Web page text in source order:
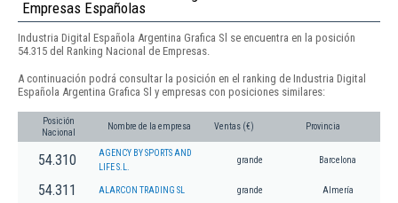
Empresas Españolas
Industria Digital Española Argentina Grafica Sl se encuentra en la posición
54.315 del Ranking Nacional de Empresas.
A continuación podrá consultar la posición en el ranking de Industria Digital
Española Argentina Grafica Sl y empresas con posiciones similares:
Posición
Nacional
Nombre de la empresa Ventas (€) Provincia
54.310
AGENCY BY SPORTS AND
LIFE S.L.
grande Barcelona
54.311 ALARCON TRADING SL grande Almería